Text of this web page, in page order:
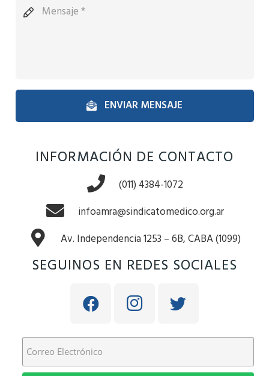
ENVIAR MENSAJE
INFORMACIÓN DE CONTACTO
(011) 4384-1072
infoamra@sindicatomedico.org.ar
Av. Independencia 1253 – 6B, CABA (1099)
SEGUINOS EN REDES SOCIALES